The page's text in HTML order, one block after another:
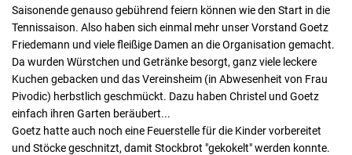
Saisonende genauso gebührend feiern können wie den Start in die
Tennissaison. Also haben sich einmal mehr unser Vorstand Goetz
Friedemann und viele fleißige Damen an die Organisation gemacht.
Da wurden Würstchen und Getränke besorgt, ganz viele leckere
Kuchen gebacken und das Vereinsheim (in Abwesenheit von Frau
Pivodic) herbstlich geschmückt. Dazu haben Christel und Goetz
einfach ihren Garten beräubert...
Goetz hatte auch noch eine Feuerstelle für die Kinder vorbereitet
und Stöcke geschnitzt, damit Stockbrot "gekokelt" werden konnte.